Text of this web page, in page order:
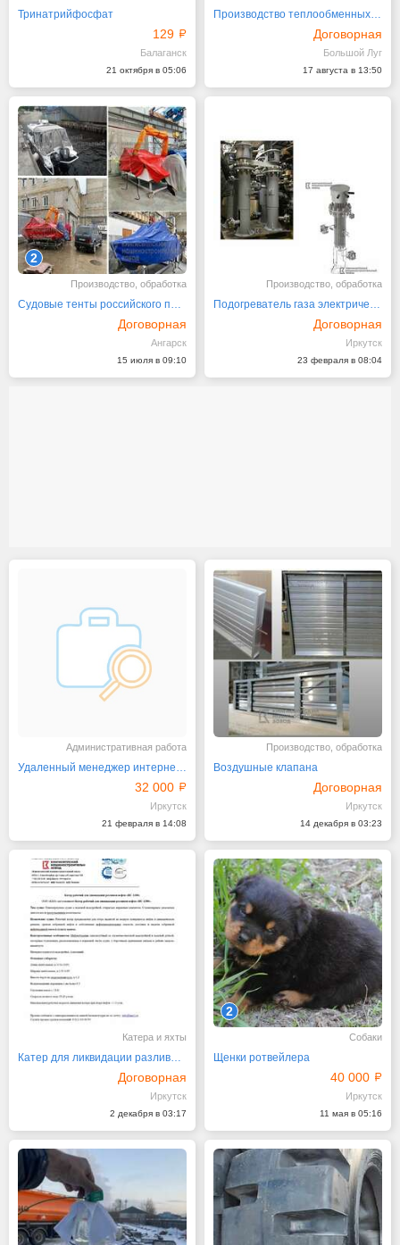
Тринатрийфосфат
129
Балаганск
21 октября в 05:06
Производство теплообменных аппаратов
Договорная
Большой Луг
17 августа в 13:50
2
Производство, обработка
Судовые тенты российского производства
Договорная
Ангарск
15 июля в 09:10
Производство, обработка
Подогреватель газа электрический
Договорная
Иркутск
23 февраля в 08:04
Административная работа
Удаленный менеджер интернет-магазина
32 000
Иркутск
21 февраля в 14:08
Производство, обработка
Воздушные клапана
Договорная
Иркутск
14 декабря в 03:23
Катера и яхты
Катер для ликвидации разливов нефти «НС-1200»
Договорная
Иркутск
2 декабря в 03:17
2
Собаки
Щенки ротвейлера
40 000
Иркутск
11 мая в 05:16